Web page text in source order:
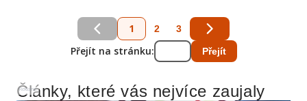
1 2 3
Přejít na stránku: Přejít
Reklama
Články, které vás nejvíce zaujaly